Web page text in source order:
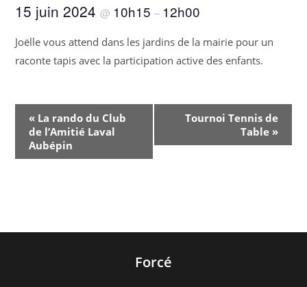
15 juin 2024@ 10h15– 12h00
Joëlle vous attend dans les jardins de la mairie pour un
raconte tapis avec la participation active des enfants.
i
i
« La rando du Club
de l’Amitié Laval
Aubépin
Tournoi Tennis de
Table »
Forcé